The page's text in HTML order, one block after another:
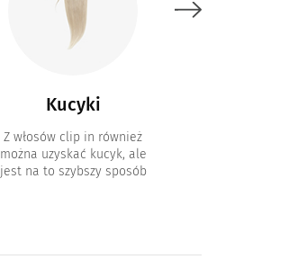
Kucyki
Z włosów clip in również
można uzyskać kucyk, ale
jest na to szybszy sposób